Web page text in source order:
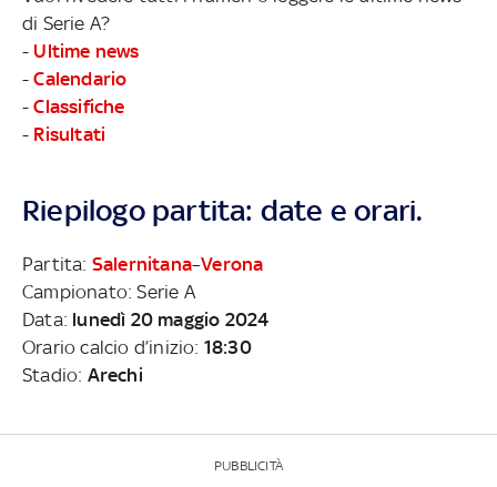
di Serie A?
- Ultime news
-Calendario
-Classifiche
- Risultati
Riepilogo partita: date e orari.
Partita: Salernitana–Verona
Campionato: Serie A
Data: lunedì 20 maggio 2024
Orario calcio d’inizio: 18:30
Stadio: Arechi
PUBBLICITÀ